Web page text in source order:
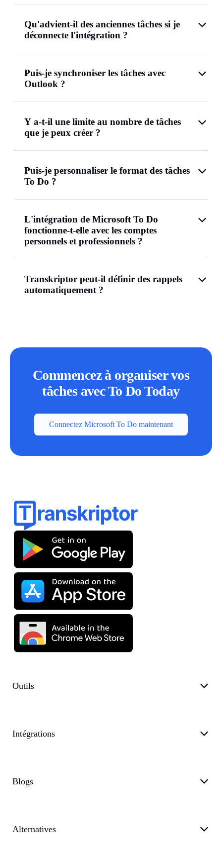
Qu'advient-il des anciennes tâches si je
déconnecte l'intégration ?
Puis-je synchroniser les tâches avec
Outlook ?
Y a-t-il une limite au nombre de tâches
que je peux créer ?
Puis-je personnaliser le format des tâches
To Do ?
L'intégration de Microsoft To Do
fonctionne-t-elle avec les comptes
personnels et professionnels ?
Transkriptor peut-il définir des rappels
automatiquement ?
Commencez à organiser vos
tâches avec To Do Today
Connectez Microsoft To Do maintenant
Outils
Intégrations
Blogs
Alternatives